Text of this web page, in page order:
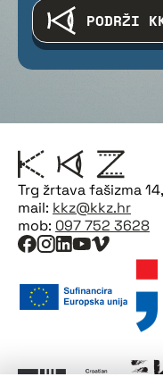
PODRŽI
Trg žrtava fašizma
mail: kkz@kkz.hr
mob: 097 752 3628